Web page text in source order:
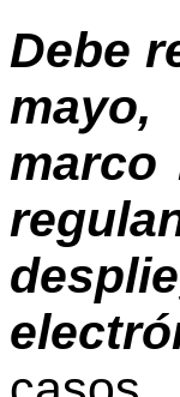
Debe
mayo,
marco